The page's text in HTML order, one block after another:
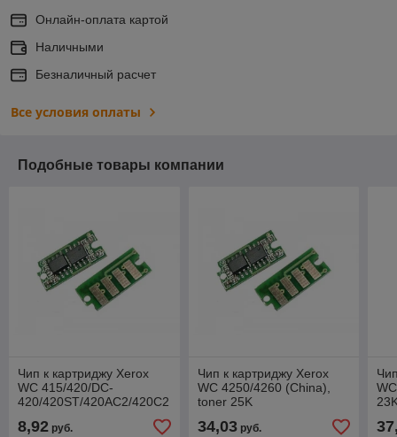
Онлайн-оплата картой
Наличными
Безналичный расчет
Все условия оплаты
Подобные товары компании
Чип к картриджу Xerox
WC 415/420/DC-
420/420ST/420AC2/420C2
8,92 руб.
Чип к картриджу Xerox
WC 4250/4260 (China),
toner 25K
34,03руб.